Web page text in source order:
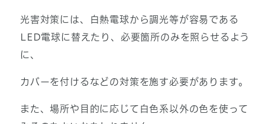
光害対策には、白熱電球から調光等が容易である
LED電球に替えたり、必要箇所のみを照らせるよう
に、
カバーを付けるなどの対策を施す必要があります。
また、場所や目的に応じて白色系以外の色を使って